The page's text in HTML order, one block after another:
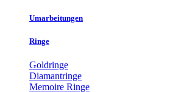
Umarbeitungen
Ringe
Goldringe
Diamantringe
Memoire Ringe